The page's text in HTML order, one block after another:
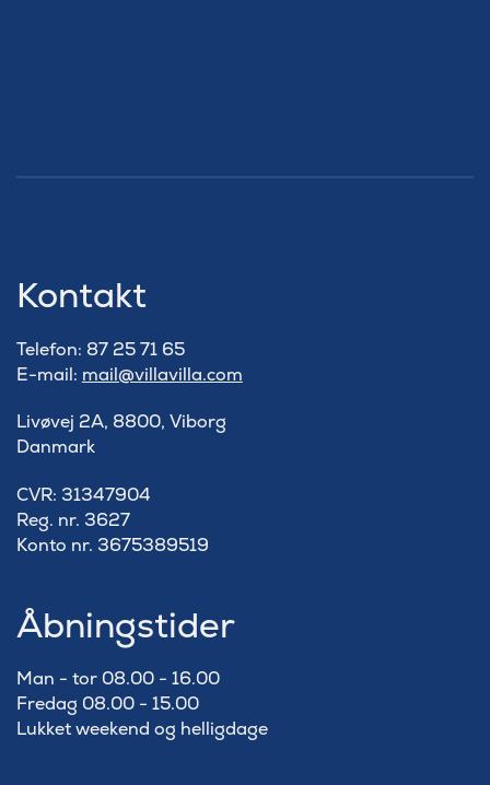
Kontakt
Telefon: 87 25 71 65
E-mail: mail@villavilla.com
Livøvej 2A, 8800, Viborg
Danmark
​CVR: 31347904
Reg. nr. 3627
Konto nr. 3675389519
Åbningstider
Man - tor 08.00 - 16.00
Fredag 08.00 - 15.00
Lukket weekend og helligdage